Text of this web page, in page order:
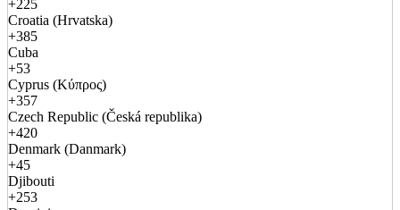
+225
Croatia (Hrvatska)
+385
Cuba
+53
Cyprus (Κύπρος)
+357
Czech Republic (Česká republika)
+420
Denmark (Danmark)
+45
Djibouti
+253